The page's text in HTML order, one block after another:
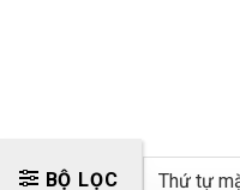
BỘ LỌC